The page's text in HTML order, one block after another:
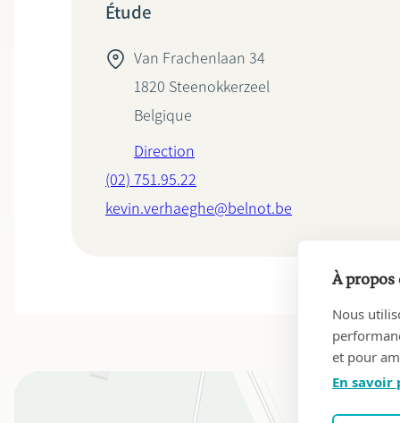
Étude
Van Frachenlaan 34
1820 Steenokkerzeel
Belgique
Direction
(02) 751.95.22
kevin.verhaeghe@belnot.be
À propos
Nous
et pour
En savoir